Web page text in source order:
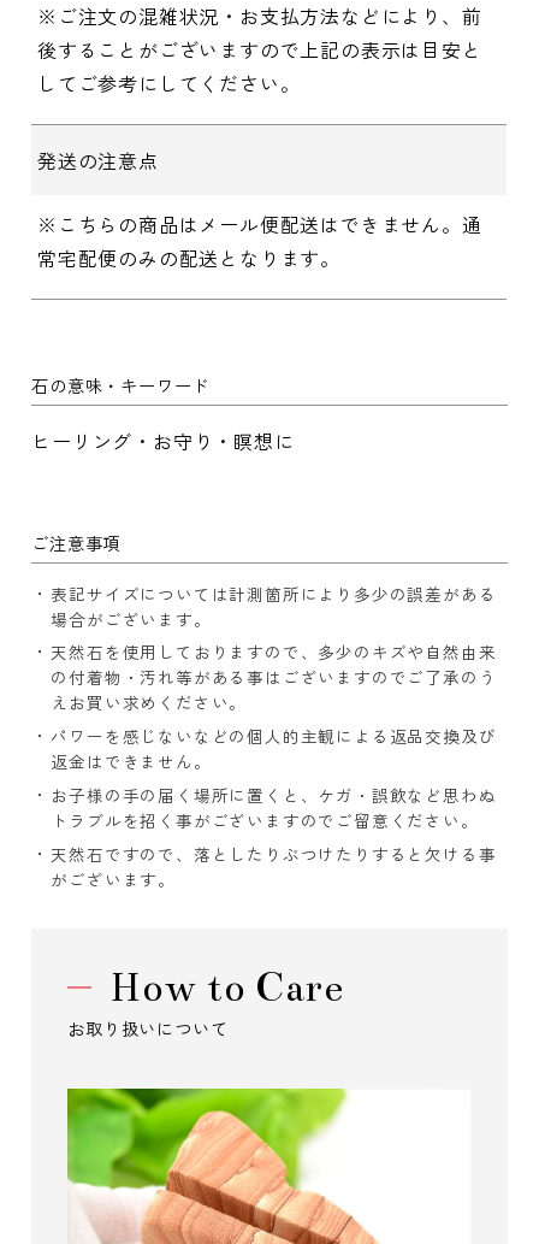
※ご注文の混雑状況・お支払方法などにより、前
後することがございますので上記の表示は目安と
してご参考にしてください。
発送の注意点
※こちらの商品はメール便配送はできません。通
常宅配便のみの配送となります。
石の意味・キーワード
ヒーリング・お守り・瞑想に
ご注意事項
表記サイズについては計測箇所により多少の誤差がある
場合がございます。
天然石を使用しておりますので、多少のキズや自然由来
の付着物・汚れ等がある事はございますのでご了承のう
えお買い求めください。
パワーを感じないなどの個人的主観による返品交換及び
返金はできません。
お子様の手の届く場所に置くと、ケガ・誤飲など思わぬ
トラブルを招く事がございますのでご留意ください。
天然石ですので、落としたりぶつけたりすると欠ける事
がございます。
How to Care
お取り扱いについて